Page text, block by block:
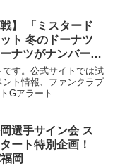
戦】 「ミスタード
ト 冬のドーナツ
ナツがナンバーワ
です。公式サイトでは試
ト情報、ファンクラブ
Gアラート
選手サイン会 ス
ート特別企画！
岡